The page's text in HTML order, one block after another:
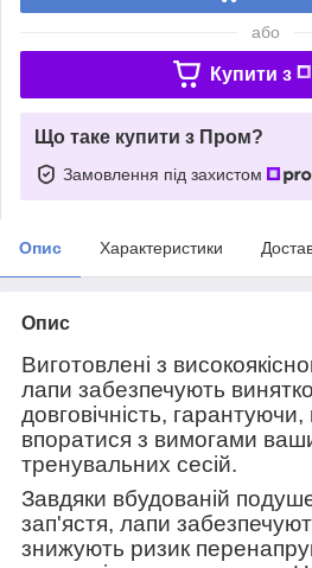
або
Купити з
Що таке купити з Пром?
Замовлення під захистом
Опис Характеристики
Опис
Виготовлені з
лапи забезпечують
довговічність,
впоратися з вимогами
тренувальних сесій.
Завдяки вбудованій
зап'ястя, лапи
знижують ризик